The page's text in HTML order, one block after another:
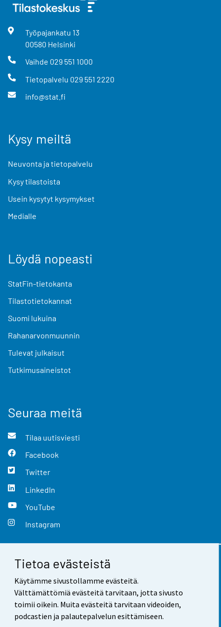
Tietoa evästeistä
Käytämme sivustollamme evästeitä.
Välttämättömiä evästeitä tarvitaan, jotta sivusto
toimii oikein. Muita evästeitä tarvitaan videoiden,
podcastien ja palautepalvelun esittämiseen.
Työpajankatu 13
00580 Helsinki
Vaihde 029 551 1000
Tietopalvelu 029 551 2220
info@stat.fi
Kysy meiltä
Neuvonta ja tietopalvelu
Kysy tilastoista
Usein kysytyt kysymykset
Medialle
Löydä nopeasti
StatFin-tietokanta
Tilastotietokannat
Suomi lukuina
Rahanarvonmuunnin
Tulevat julkaisut
Tutkimusaineistot
Seuraa meitä
Tilaa uutisviesti
Facebook
Twitter
LinkedIn
YouTube
Instagram
Yhteystiedot
Palaute
Käyttöehdot